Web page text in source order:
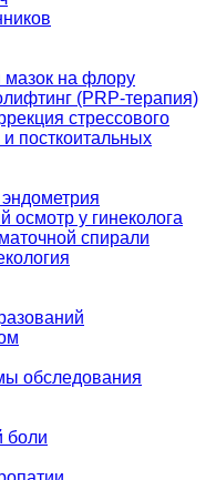
мазок на флору
(PRP-терапия)
стрессового
посткоитальных
осмотр у гинеколога
спирали
обследования
боли